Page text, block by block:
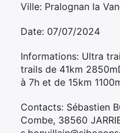
Ville: Pralognan la
Date: 07/07/2024
Informations: Ultra
trails de 41km
à 7h et de 15km
Contacts: Sébastien
Combe, 38560